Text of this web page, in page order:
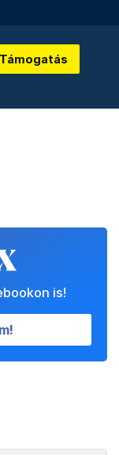
Támogatás
is!